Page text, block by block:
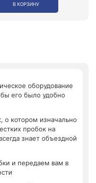
В КОРЗИНУ
оборудование
его было удобно
о котором изначально
пробок на
знает объездной
и передаем вам в